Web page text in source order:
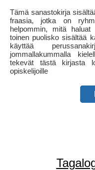
Tämä sanastokirja
fraasia, jotka on
helpommin, mitä
toinen puolisko sisältää
käyttää
jommallakummalla
tekevät tästä kirjasta
opiskelijoille